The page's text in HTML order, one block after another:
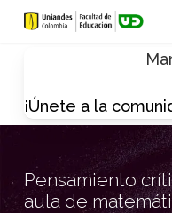
Skip
¡Únete a la
Pensamiento
aula de